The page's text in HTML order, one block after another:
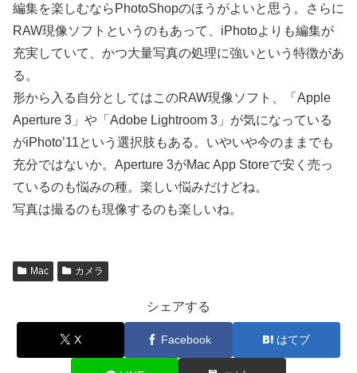
編集を楽しむならPhotoShopのほうがよいと思う。さらに
RAW現像ソフトというのもあって、iPhotoよりも編集が
充実していて、かつ大量写真の処理に強いという特徴があ
る。
形から入る自分としてはこのRAW現像ソフト、「Apple
Aperture 3」や「Adobe Lightroom 3」が気になっている
がiPhoto’11という選択肢もある。いやいや今のままでも
充分ではないか。Aperture 3がMac App Storeで安く売っ
ているのも悩みの種。楽しい悩みだけどね。
写真は撮るのも現像するのも楽しいね。
Mac カメラ
シェアする
X Facebook はてブ